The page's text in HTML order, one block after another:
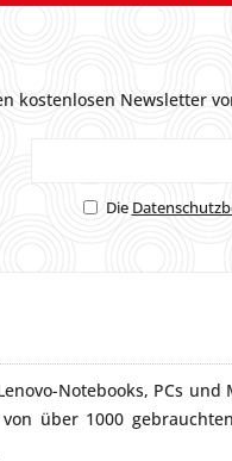
kostenlosen Newsletter
Die
Notebooks, PCs und
über 1000